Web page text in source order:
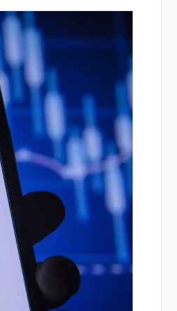
է նոր Mastercard
ճանապարհորդական
և հատուկ արշավով